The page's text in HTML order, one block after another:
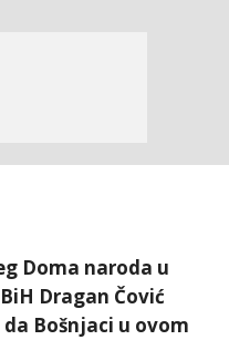
Doma naroda u
Dragan Čović
Bošnjaci u ovom